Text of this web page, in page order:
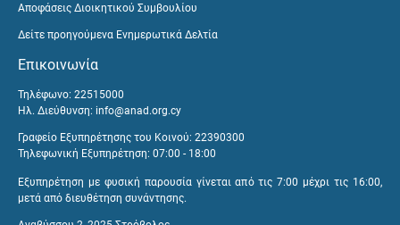
Αποφάσεις Διοικητικού Συμβουλίου
Δείτε προηγούμενα Ενημερωτικά Δελτία
Επικοινωνία
Τηλέφωνο: 22515000
Ηλ. Διεύθυνση: info@anad.org.cy
Γραφείο Εξυπηρέτησης του Κοινού: 22390300
Τηλεφωνική Εξυπηρέτηση: 07:00 - 18:00
Εξυπηρέτηση με φυσική παρουσία γίνεται από τις 7:00 μέχρι τις 16:00,
μετά από διευθέτηση συνάντησης.